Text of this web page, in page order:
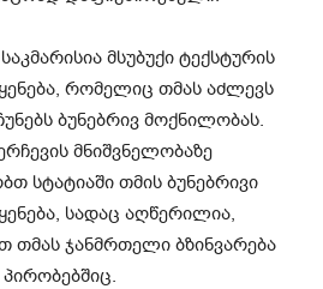
მსუბუქი ტექსტურის
რომელიც თმას აძლევს
ბუნებრივ მოქნილობას.
მნიშვნელობაზე
სტატიაში თმის ბუნებრივი
სადაც აღწერილია,
თმას ჯანმრთელი ბზინვარება